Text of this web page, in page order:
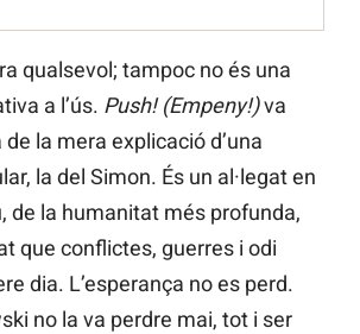
qualsevol; tampoc no és una
a l’ús. Push! (Empeny!)va
la mera explicació d’una
la del Simon. És un al·legat en
de la humanitat més profunda,
que conflictes, guerres i odi
dia. L’esperança no es perd.
no la va perdre mai, tot i ser